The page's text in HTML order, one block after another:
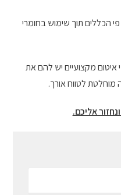
הכללים תוך שימוש בחומרי
מקצועיים יש להם את
מוחלטת לטווח אורך.
אליכם.